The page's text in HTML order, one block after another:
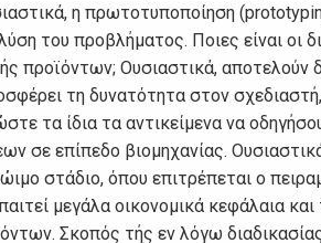
η πρωτοτυποποίηση
του προβλήματος. Ποιες είναι οι
προϊόντων; Ουσιαστικά, αποτελούν
τη δυνατότητα στον
τα ίδια τα αντικείμενα να
σε επίπεδο βιομηχανίας.
στάδιο, όπου επιτρέπεται ο
μεγάλα οικονομικά κεφάλαια και
Σκοπός τής εν λόγω διαδικασίας